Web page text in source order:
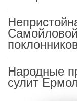
Народные
сулит